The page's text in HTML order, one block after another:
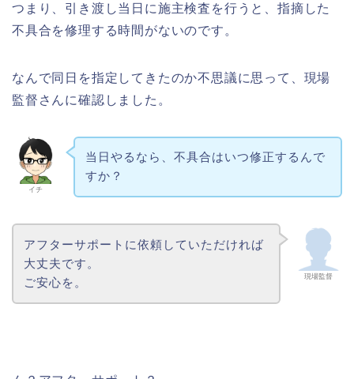
つまり、引き渡し当日に施主検査を行うと、指摘した
不具合を修理する時間がないのです。
なんで同日を指定してきたのか不思議に思って、現場
監督さんに確認しました。
イチ
当日やるなら、不具合はいつ修正するんで
すか？
現場監督
アフターサポートに依頼していただければ
大丈夫です。
ご安心を。